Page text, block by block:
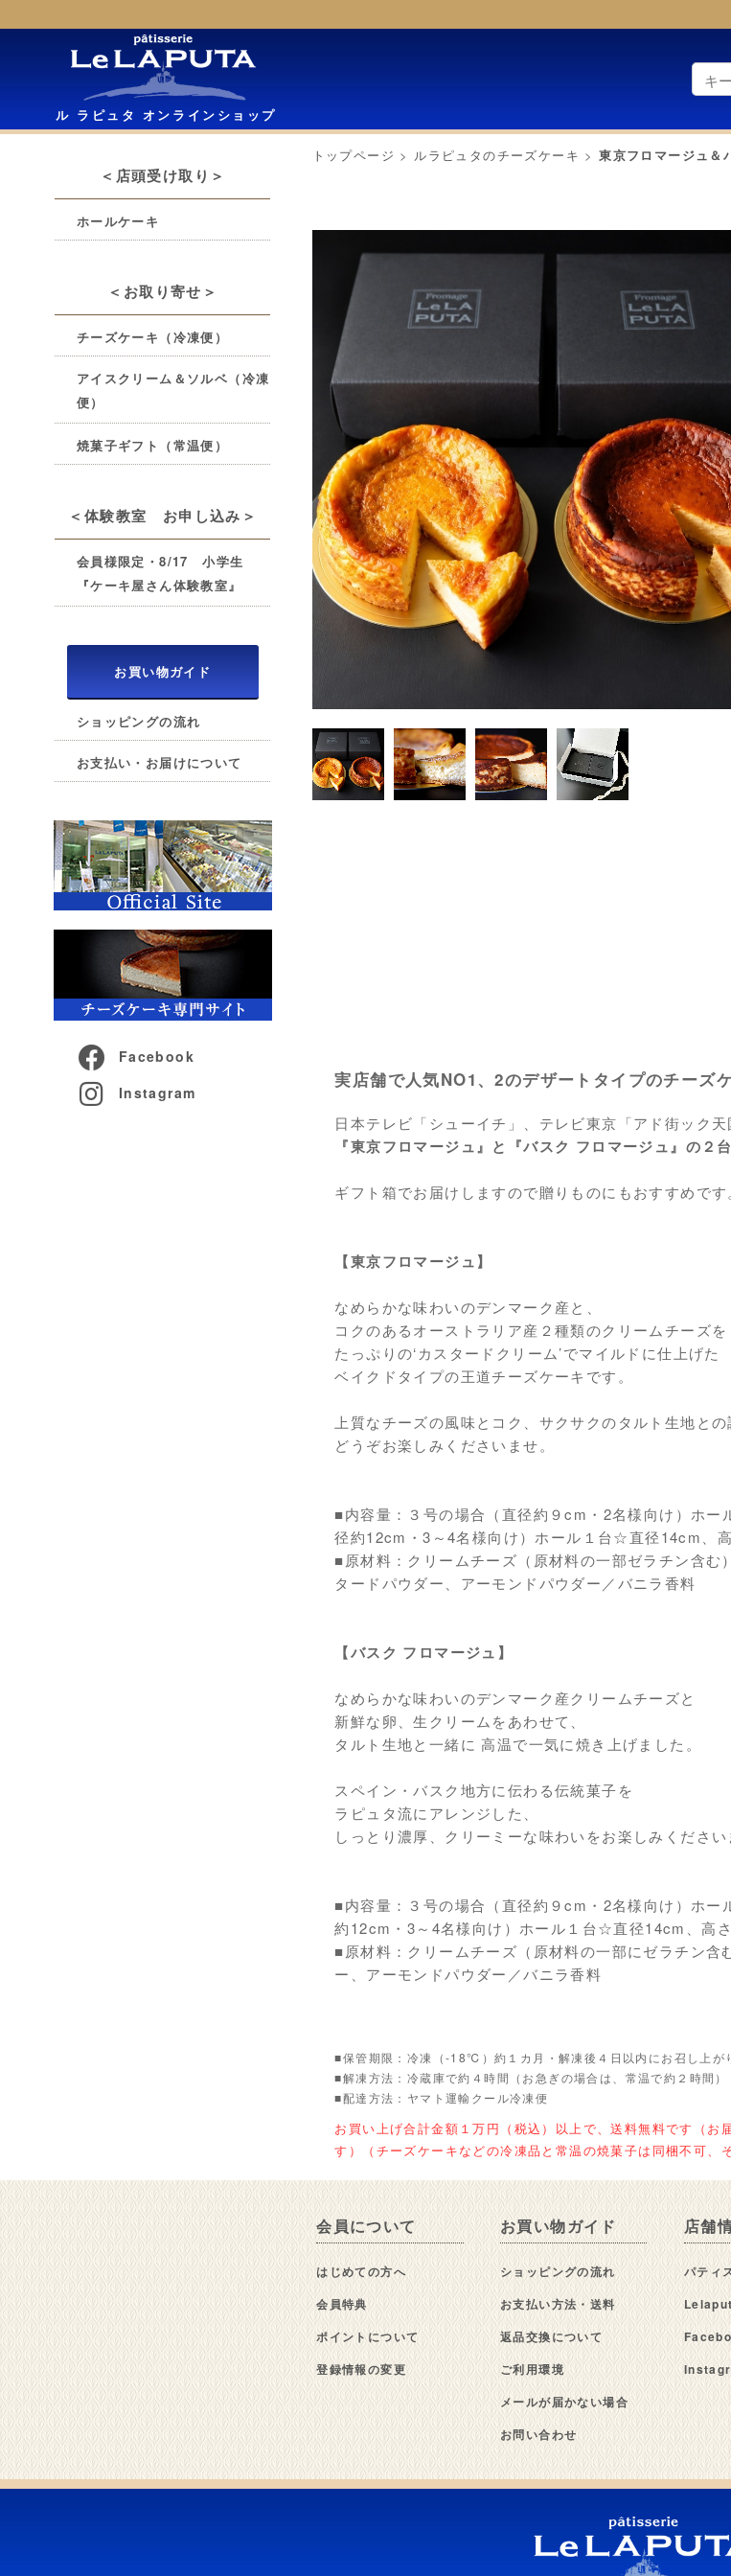
ル ラピュタ オンラインショップ
＜店頭受け取り＞
ホールケーキ
＜お取り寄せ＞
チーズケーキ（冷凍便）
アイスクリーム＆ソルベ（冷凍
便）
焼菓子ギフト（常温便）
＜体験教室 お申し込み＞
会員様限定・8/17 小学生
『ケーキ屋さん体験教室』
お買い物ガイド
ショッピングの流れ
お支払い・お届けについて
Facebook
Instagram
トップページ > ルラピュタのチーズケーキ >東京フロマージュ＆
実店舗で人気NO1、2のデザートタイプのチーズ
日本テレビ「シューイチ」、テレビ東京「アド街ック天
『東京フロマージュ』と『バスク フロマージュ』の２台
ギフト箱でお届けしますので贈りものにもおすすめです
【東京フロマージュ】
なめらかな味わいのデンマーク産と、
コクのあるオーストラリア産２種類のクリームチーズを
たっぷりの‘カスタードクリーム’でマイルドに仕上げた
ベイクドタイプの王道チーズケーキです。
上質なチーズの風味とコク、サクサクのタルト生地との
どうぞお楽しみくださいませ。
■内容量：３号の場合（直径約９cm・2名様向け）ホ
径約12cm・3～4名様向け）ホール１台☆直径14cm、
■原材料：クリームチーズ（原材料の一部ゼラチン含
タードパウダー、アーモンドパウダー／バニラ香料
【バスク フロマージュ】
なめらかな味わいのデンマーク産クリームチーズと
新鮮な卵、生クリームをあわせて、
タルト生地と一緒に 高温で一気に焼き上げました。
スペイン・バスク地方に伝わる伝統菓子を
ラピュタ流にアレンジした、
しっとり濃厚、クリーミーな味わいをお楽しみください
■内容量：３号の場合（直径約９cm・2名様向け）ホ
約12cm・3～4名様向け）ホール１台☆直径14cm、高
■原材料：クリームチーズ（原材料の一部にゼラチン
ー、アーモンドパウダー／バニラ香料
■保管期限：冷凍（-18℃）約１カ月・解凍後４日以内にお召し上が
■解凍方法：冷蔵庫で約４時間（お急ぎの場合は、常温で約２時間）
■配達方法：ヤマト運輸クール冷凍便
お買い上げ合計金額１万円（税込）以上で、送料無料です（
す）（チーズケーキなどの冷凍品と常温の焼菓子は同梱不可、
会員について
はじめての方へ
会員特典
ポイントについて
登録情報の変更
お買い物ガイド
ショッピングの流れ
お支払い方法・送料
返品交換について
ご利用環境
メールが届かない場合
お問い合わせ
店舗
パティ